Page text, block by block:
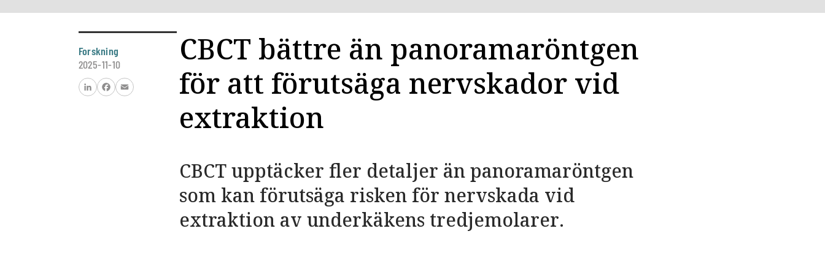
Forskning
2025-11-10
FacebookEmail
CBCT bättre än panoramaröntgen
för att förutsäga nervskador vid
extraktion
CBCT upptäcker fler detaljer än panoramaröntgen
som kan förutsäga risken för nervskada vid
extraktion av underkäkens tredjemolarer.